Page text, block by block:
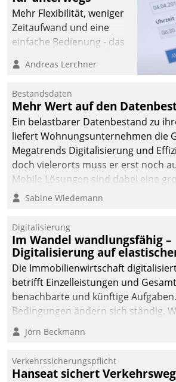
Mehr Flexibilität, weniger
Zeitaufwand und eine
einfache Bedienung - das
Cockpit für mobile
Datatrain. Die meravis
Wohnungsbau- und
Immobilien GmbH hat
sich dabei für den Betrieb
der Lösung über die SAP
Cloud Platform
entschieden - als erstes
Unternehmen am
Andreas Lerchner
Bestandsdaten
Mehr Wert auf den
Ein belastbarer Datenbestand zu
liefert Wohnungsunternehmen die
Megatrends Digitalisierung und
doch vielerorts muss er erst noch
Mobile Lösungen sind dabei eine
Sabine Wiedemann
Digitalisierung
Im Wandel wandlungsfähig –
Digitalisierung auf
Die Immobilienwirtschaft
betrifft Einzelleistungen und
benachbarte und künftige
Bedingungen ändern sich ständig.
technisch die Kontrolle wahren und
fürs Wachsen öffnen?
Jörn Beckmann
Verkehrssicherungspflicht
Hanseat sichert